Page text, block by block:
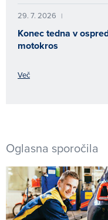
29. 7. 2026 |
Konec tedna v
motokros
Več
Oglasna sporočila